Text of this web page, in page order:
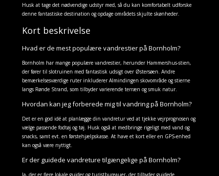
Husk at tage det nødvendige udstyr med, så du kan komfortabelt udforske
denne fantastiske destination og opdage områdets skjulte skønheder.
Kort beskrivelse
Hvad er de mest populære vandrestier på Bornholm?
Bornholm har mange populære vandrestier, herunder Hammershus-stien,
der fører til slotruinen med fantastisk udsigt over Østersøen. Andre
bemærkelsesværdige ruter inkluderer Almindingen skovområde og stierne
langs Rønde Strand, som tilbyder varierende terræn og smuk natur.
Hvordan kan jeg forberede mig til vandring på Bornholm?
Det er en god idé at planlægge din vandretur ved at tjekke vejrprognosen og
vælge passende fodtøj og tøj. Husk også at medbringe rigeligt med vand og
snacks, samt evt. en førstehjælpskasse. At have et kort eller en GPS-enhed
kan også være nyttigt.
Er der guidede vandreture tilgængelige på Bornholm?
Ja, der er flere lokale guider og turistbureauer, der tilbyder guidede